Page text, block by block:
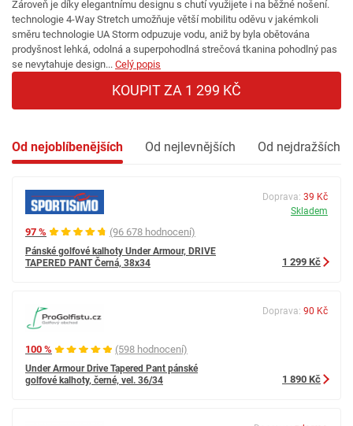
Zároveň je díky elegantnímu designu s chutí využijete i na běžné nošení.
technologie 4-Way Stretch umožňuje větší mobilitu oděvu v jakémkoli
směru technologie UA Storm odpuzuje vodu, aniž by byla obětována
prodyšnost lehká, odolná a superpohodlná strečová tkanina pohodlný pas
se nevytahuje design... Celý popis
KOUPIT ZA 1 299 KČ
Od nejoblíbenějších Od nejlevnějších Od nejdražších
97 % (96 678 hodnocení)
Pánské golfové kalhoty Under Armour, DRIVE
TAPERED PANT Černá, 38x34
Doprava: 39 Kč
Skladem
1 299 Kč
100 % (598 hodnocení)
Under Armour Drive Tapered Pant pánské
golfové kalhoty, černé, vel. 36/34
Doprava: 90 Kč
1 890 Kč